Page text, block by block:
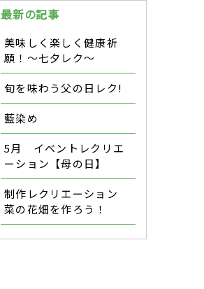
最新の記事
美味しく楽しく健康祈
願！～七夕レク～
旬を味わう父の日レク!
藍染め
5月 イベントレクリエ
ーション【母の日】
制作レクリエーション
菜の花畑を作ろう！